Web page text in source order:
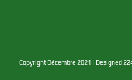
Copyright Décembre 2021 | Designed